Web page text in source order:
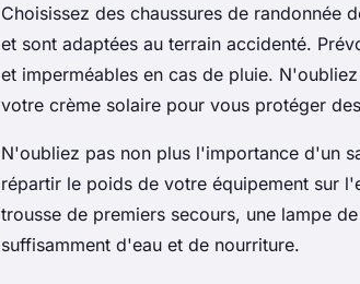
Choisissez des chaussures de randonnée
et sont adaptées au terrain accidenté.
et imperméables en cas de pluie.
votre crème solaire pour vous protéger
N'oubliez pas non plus l'importance d'un
répartir le poids de votre équipement sur
trousse de premiers secours, une lampe
suffisamment d'eau et de nourriture.